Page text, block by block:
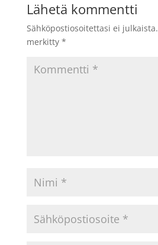
Lähetä kommentti
Sähköpostiosoitettasi ei julkaista.
merkitty *